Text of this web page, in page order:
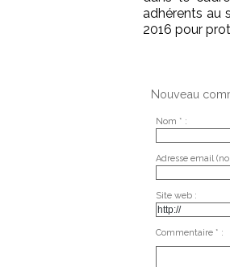
adhérents au
2016 pour
Nouveau
Nom * :
Adresse email
Site web :
Commentaire * :